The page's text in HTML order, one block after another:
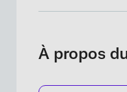
Ajout d’un
À propos